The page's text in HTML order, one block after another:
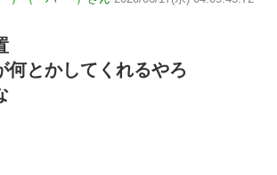
何とかしてくれるやろ